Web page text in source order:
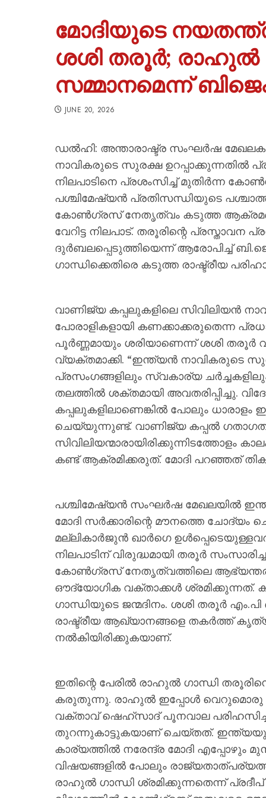
മോദിയുടെ
ശശി തരൂർ; രാഹുൽ
സമ്മാനമെന്ന്
JUNE 20, 2026
ഡൽഹി: അന്താരാഷ്ട്ര സംഘർഷ
നാവികരുടെ സുരക്ഷ ഉറപ്പാക്കുന്നതിൽ
നിലപാടിനെ പ്രശംസിച്ച് മുതിർന്ന
പശ്ചിമേഷ്യൻ പ്രതിസന്ധിയുടെ
കോൺഗ്രസ് നേതൃത്വം കടുത്ത
വേറിട്ട നിലപാട്. തരൂരിന്റെ
ദുർബലപ്പെടുത്തിയെന്ന് ആരോപിച്ച്
ഗാന്ധിക്കെതിരെ കടുത്ത രാഷ്ട്രീയ
വാണിജ്യ കപ്പലുകളിലെ സിവിലിയൻ
പോരാളികളായി കണക്കാക്കരുതെന്ന
പൂർണ്ണമായും ശരിയാണെന്ന് ശശി
വ്യക്തമാക്കി. “ഇന്ത്യൻ നാവികരുടെ
പ്രസംഗങ്ങളിലും സ്വകാര്യ ചർച്ചകളിലും
തലത്തിൽ ശക്തമായി അവതരിപ്പിച്ചു.
കപ്പലുകളിലാണെങ്കിൽ പോലും
ചെയ്യുന്നുണ്ട്. വാണിജ്യ കപ്പൽ
സിവിലിയന്മാരായിരിക്കുന്നിടത്തോളം
കണ്ട് ആക്രമിക്കരുത്. മോദി പറഞ്ഞത്
പശ്ചിമേഷ്യൻ സംഘർഷ മേഖലയിൽ
മോദി സർക്കാരിന്റെ മൗനത്തെ
മല്ലികാർജുൻ ഖാർഗെ
നിലപാടിന് വിരുദ്ധമായി തരൂർ
കോൺഗ്രസ് നേതൃത്വത്തിലെ ആഭ്യന്തര
ഔദ്യോഗിക വക്താക്കൾ ശ്രമിക്കുന്നത്.
ഗാന്ധിയുടെ ജന്മദിനം. ശശി തരൂർ
രാഷ്ട്രീയ ആഖ്യാനങ്ങളെ തകർത്ത്
നൽകിയിരിക്കുകയാണ്.
ഇതിന്റെ പേരിൽ രാഹുൽ ഗാന്ധി
കരുതുന്നു. രാഹുൽ ഇപ്പോൾ വെറുമൊരു
വക്താവ് ഷെഹ്സാദ് പൂനവാല
തുറന്നുകാട്ടുകയാണ് ചെയ്തത്.
കാര്യത്തിൽ നരേന്ദ്ര മോദി എപ്പോഴും
വിഷയങ്ങളിൽ പോലും
രാഹുൽ ഗാന്ധി ശ്രമിക്കുന്നതെന്ന്